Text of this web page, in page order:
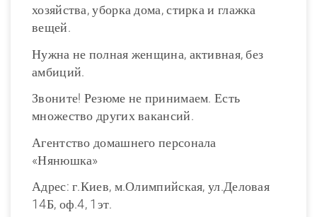
хозяйства, уборка дома, стирка и глажка
вещей.
Нужна не полная женщина, активная, без
амбиций.
Звоните! Резюме не принимаем. Есть
множество других вакансий.
Агентство домашнего персонала
«Нянюшка»
Адрес: г.Киев, м.Олимпийская, ул.Деловая
14Б, оф.4, 1эт.